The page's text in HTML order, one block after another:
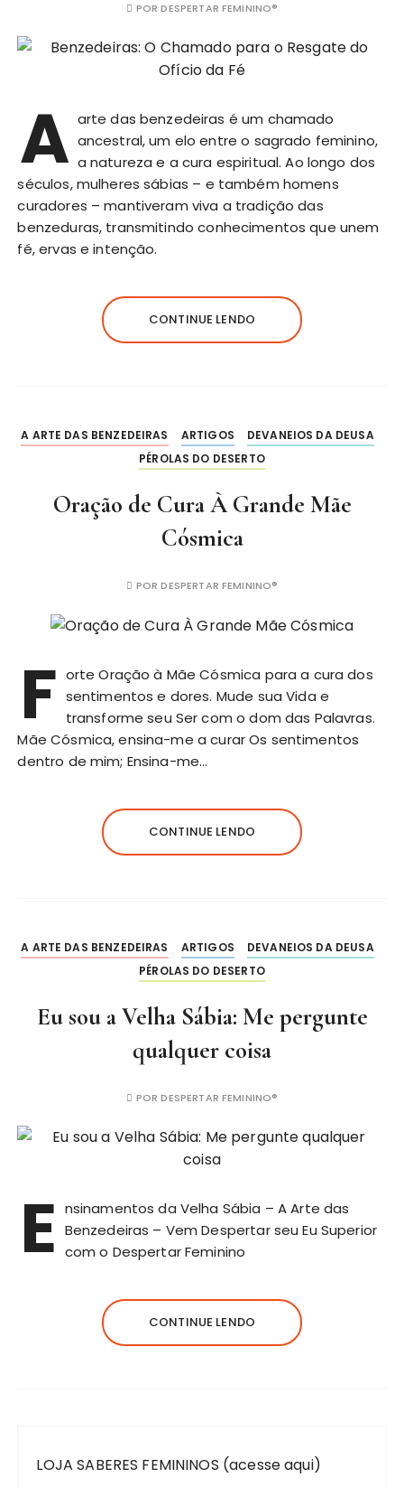
PORDESPERTAR FEMININO®
A arte das benzedeiras é um chamado
ancestral, um elo entre o sagrado feminino,
a natureza e a cura espiritual. Ao longo dos
séculos, mulheres sábias – e também homens
curadores – mantiveram viva a tradição das
benzeduras, transmitindo conhecimentos que unem
fé, ervas e intenção.
CONTINUE LENDO
A ARTE DAS BENZEDEIRAS ARTIGOS
DEVANEIOS DA DEUSA
PÉROLAS DO DESERTO
Oração de Cura À Grande Mãe
Cósmica
PORDESPERTAR FEMININO®
F orte Oração à Mãe Cósmica para a cura dos
sentimentos e dores. Mude sua Vida e
transforme seu Ser com o dom das Palavras.
Mãe Cósmica, ensina-me a curar Os sentimentos
dentro de mim; Ensina-me…
CONTINUE LENDO
A ARTE DAS BENZEDEIRAS ARTIGOS
DEVANEIOS DA DEUSA
PÉROLAS DO DESERTO
Eu sou a Velha Sábia: Me pergunte
qualquer coisa
PORDESPERTAR FEMININO®
E nsinamentos da Velha Sábia – A Arte das
Benzedeiras – Vem Despertar seu Eu Superior
com o Despertar Feminino
CONTINUE LENDO
LOJA SABERES FEMININOS (acesse aqui)